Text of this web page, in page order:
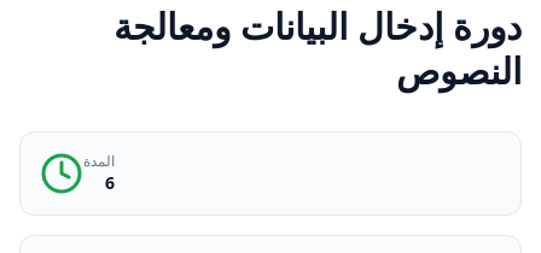
دورة إدخال البيانات ومعالجة
النصوص
المدة
6